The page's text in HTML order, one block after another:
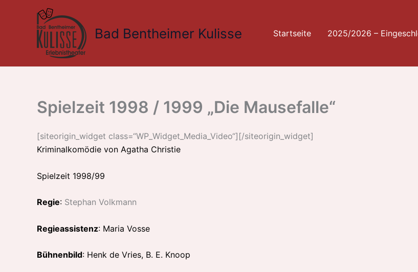
Bad Bentheimer Kulisse Startseite 2025/2026 –
Spielzeit 1998 / 1999 „Die Mausefalle“
[siteorigin_widget class=“WP_Widget_Media_Video“] [/siteorigin_widget]
Kriminalkomödie von Agatha Christie
Spielzeit 1998/99
Regie: Stephan Volkmann
Regieassistenz: Maria Vosse
Bühnenbild: Henk de Vries, B. E. Knoop